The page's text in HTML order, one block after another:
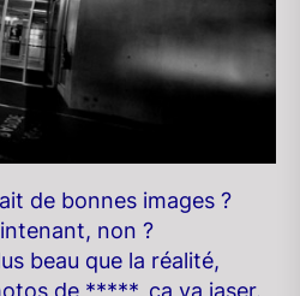
de bonnes images ?
non ?
beau que la réalité,
de *****, ça va jaser.